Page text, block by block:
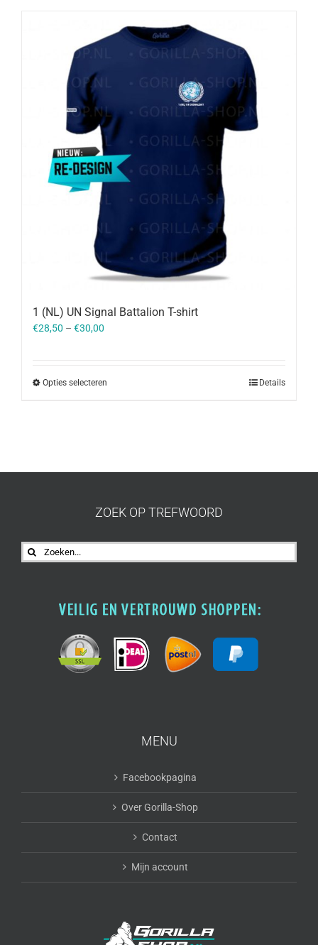
1 (NL) UN Signal Battalion T-shirt
€28,50 – €30,00
Opties selecteren Details
ZOEK OP TREFWOORD
Zoeken
naar:
MENU
Facebookpagina
Over Gorilla-Shop
Contact
Mijn account